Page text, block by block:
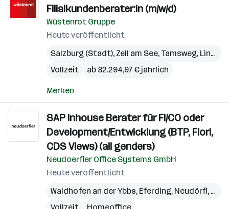
Filialkundenberater:in (m/w/d)
Wüstenrot Gruppe
Heute veröffentlicht
Salzburg (Stadt), Zell am See, Tamsweg, Linz
Vollzeit
ab 32.294,97 € jährlich
Merken
SAP Inhouse Berater für FI/CO oder
Development/Entwicklung (BTP, Fiori,
CDS Views) (all genders)
Neudoerfler Office Systems GmbH
Heute veröffentlicht
Waidhofen an der Ybbs, Eferding, Neudörfl, Wien